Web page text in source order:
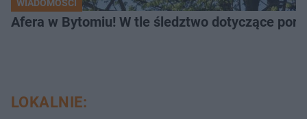
WIADOMOŚCI
Afera w Bytomiu! W tle śledztwo dotyczące
LOKALNIE: